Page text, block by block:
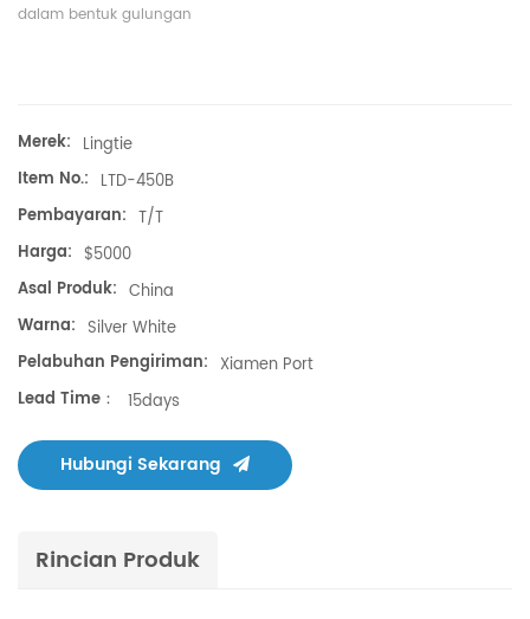
dalam bentuk gulungan
Merek: Lingtie
Item No.: LTD-450B
Pembayaran: T/T
Harga: $5000
Asal Produk: China
Warna: Silver White
Pelabuhan Pengiriman: Xiamen Port
Lead Time：
15days
Hubungi Sekarang
Rincian Produk